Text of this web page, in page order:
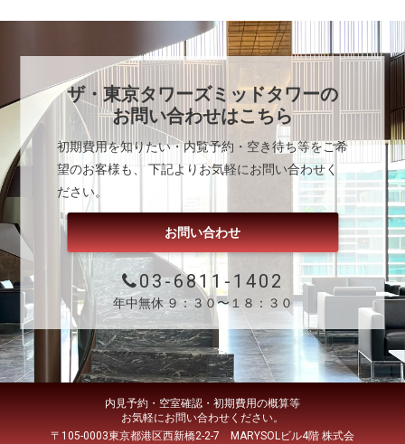
ザ・東京タワーズミッドタワーの
お問い合わせはこちら
初期費用を知りたい・内覧予約・空き待ち等をご希
望のお客様も、 下記よりお気軽にお問い合わせく
ださい。
お問い合わせ
03-6811-1402
年中無休 ９：３０〜１８：３０
内見予約・空室確認・初期費用の概算等
お気軽にお問い合わせください。
〒105-0003東京都港区西新橋2-2-7 MARYSOLビル4階 株式会